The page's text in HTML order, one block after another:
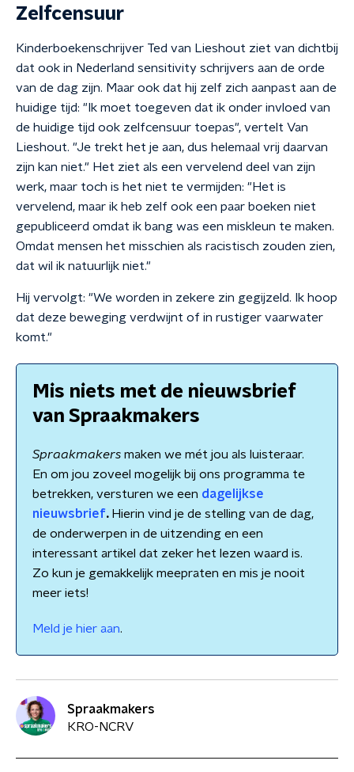
Zelfcensuur
Kinderboekenschrijver Ted van Lieshout ziet van dichtbij
dat ook in Nederland sensitivity schrijvers aan de orde
van de dag zijn. Maar ook dat hij zelf zich aanpast aan de
huidige tijd: "Ik moet toegeven dat ik onder invloed van
de huidige tijd ook zelfcensuur toepas", vertelt Van
Lieshout. "Je trekt het je aan, dus helemaal vrij daarvan
zijn kan niet." Het ziet als een vervelend deel van zijn
werk, maar toch is het niet te vermijden: "Het is
vervelend, maar ik heb zelf ook een paar boeken niet
gepubliceerd omdat ik bang was een miskleun te maken.
Omdat mensen het misschien als racistisch zouden zien,
dat wil ik natuurlijk niet."
Hij vervolgt: "We worden in zekere zin gegijzeld. Ik hoop
dat deze beweging verdwijnt of in rustiger vaarwater
komt."
Mis niets met de nieuwsbrief
van Spraakmakers
Spraakmakers maken we mét jou als luisteraar.
En om jou zoveel mogelijk bij ons programma te
betrekken, versturen we een dagelijkse
nieuwsbrief.Hierin vind je de stelling van de dag,
de onderwerpen in de uitzending en een
interessant artikel dat zeker het lezen waard is.
Zo kun je gemakkelijk meepraten en mis je nooit
meer iets!
Meld je hier aan.
Spraakmakers
KRO-NCRV